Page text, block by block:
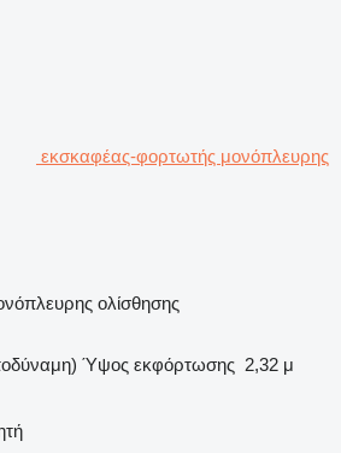
εκσκαφέας-φορτωτής μονόπλευρης
ολίσθησης
Ύψος εκφόρτωσης 2,32 μ